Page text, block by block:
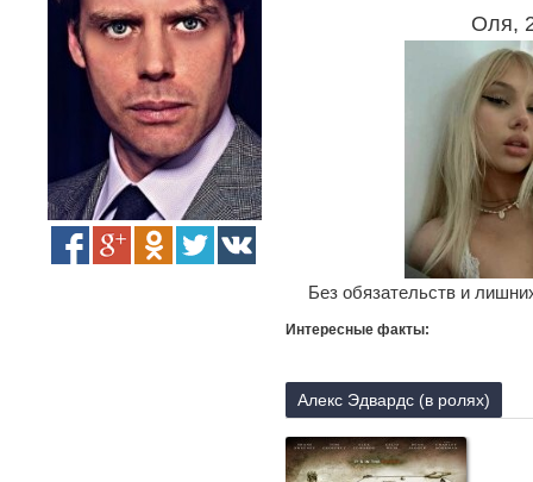
Оля,
Без обязательств и
Интересные факты:
Алекс Эдвардс (в ролях)